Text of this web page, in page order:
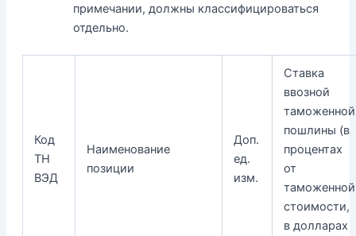
примечании, должны классифицироваться
отдельно.
Код
ТН
ВЭД
Наименование
позиции
Доп.
ед.
изм.
Ставка
ввозной
таможенной
пошлины (в
процентах
от
таможенной
стоимости,
в долларах